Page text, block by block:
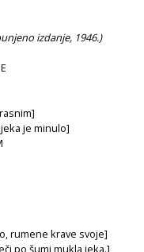
izdanje, 1946.)
je minulo]
rumene krave svoje]
po šumi mukla jeka.]